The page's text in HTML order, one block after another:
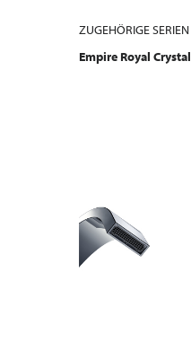
ZUGEHÖRIGE SERIEN
Empire Royal Crystal